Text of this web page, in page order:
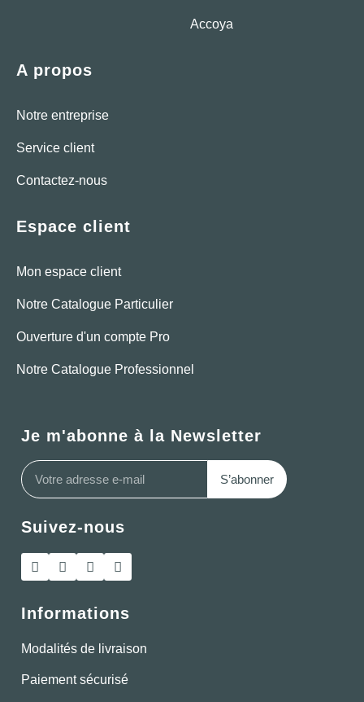
Accoya
A propos
Notre entreprise
Service client
Contactez-nous
Espace client
Mon espace client
Notre Catalogue Particulier
Ouverture d'un compte Pro
Notre Catalogue Professionnel
Je m'abonne à la Newsletter
S’abonner
Suivez-nous
Informations
Modalités de livraison
Paiement sécurisé